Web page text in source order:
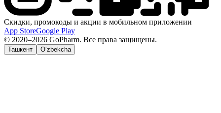
Скидки, промокоды и акции в мобильном приложении
App StoreGoogle Play
© 2020–2026 GoPharm. Все права защищены.
Ташкент O‘zbekcha